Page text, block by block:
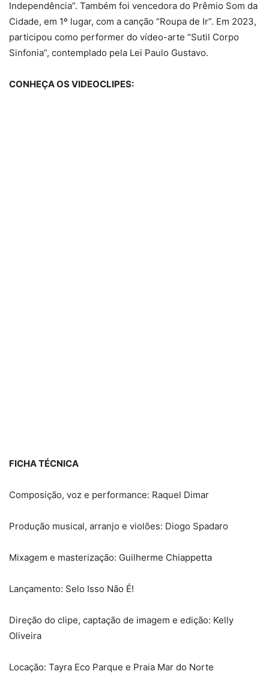
Independência”. Também foi vencedora do Prêmio Som da
Cidade, em 1º lugar, com a canção “Roupa de Ir”. Em 2023,
participou como performer do vídeo-arte “Sutil Corpo
Sinfonia”, contemplado pela Lei Paulo Gustavo.
CONHEÇA OS VIDEOCLIPES:
FICHA TÉCNICA
Composição, voz e performance: Raquel Dimar
Produção musical, arranjo e violões: Diogo Spadaro
Mixagem e masterização: Guilherme Chiappetta
Lançamento: Selo Isso Não É!
Direção do clipe, captação de imagem e edição: Kelly
Oliveira
Locação: Tayra Eco Parque e Praia Mar do Norte